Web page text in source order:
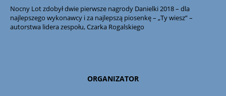
Nocny Lot zdobył dwie pierwsze nagrody Danielki 2018 – dla
najlepszego wykonawcy i za najlepszą piosenkę – „Ty wiesz” –
autorstwa lidera zespołu, Czarka Rogalskiego
ORGANIZATOR